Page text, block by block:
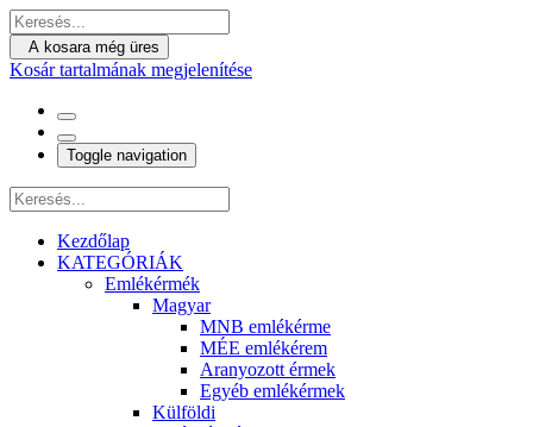
A kosara még üres
Kosár tartalmának megjelenítése
Toggle navigation
Kezdőlap
KATEGÓRIÁK
Emlékérmék
Magyar
MNB emlékérme
MÉE emlékérem
Aranyozott érmek
Egyéb emlékérmek
Külföldi